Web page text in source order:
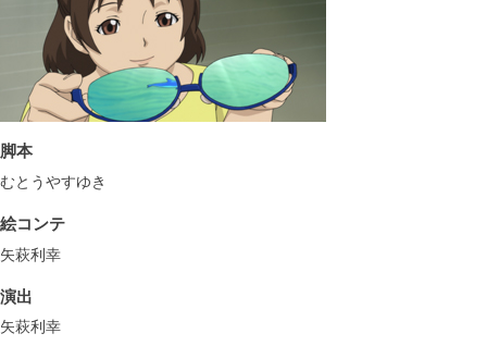
脚本
むとうやすゆき
絵コンテ
矢萩利幸
演出
矢萩利幸